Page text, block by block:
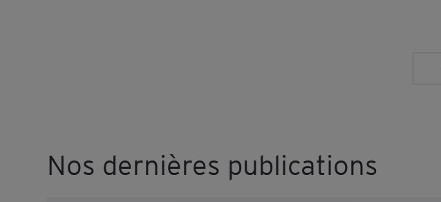
Nos dernières publications